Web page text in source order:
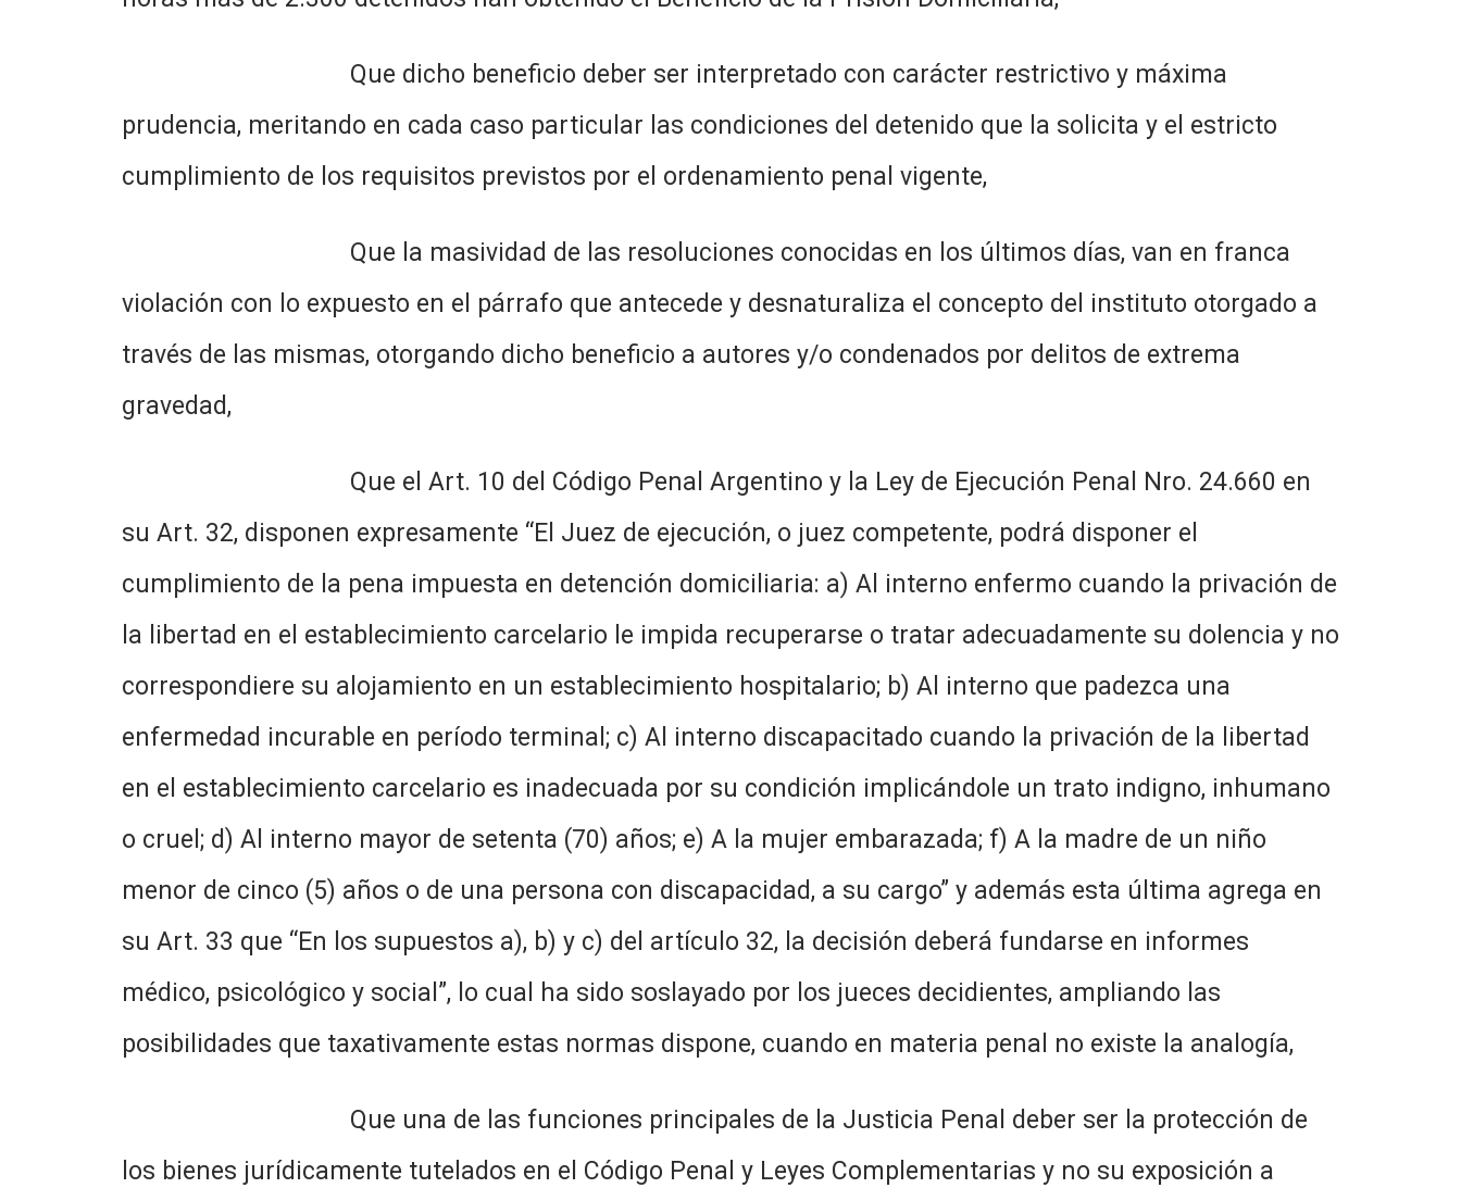
Que dicho beneficio deber ser interpretado con carácter restrictivo y máxima
prudencia, meritando en cada caso particular las condiciones del detenido que la solicita y el estricto
cumplimiento de los requisitos previstos por el ordenamiento penal vigente,
Que la masividad de las resoluciones conocidas en los últimos días, van en franca
violación con lo expuesto en el párrafo que antecede y desnaturaliza el concepto del instituto otorgado a
través de las mismas, otorgando dicho beneficio a autores y/o condenados por delitos de extrema
gravedad,
Que el Art. 10 del Código Penal Argentino y la Ley de Ejecución Penal Nro. 24.660 en
su Art. 32, disponen expresamente “El Juez de ejecución, o juez competente, podrá disponer el
cumplimiento de la pena impuesta en detención domiciliaria: a) Al interno enfermo cuando la privación de
la libertad en el establecimiento carcelario le impida recuperarse o tratar adecuadamente su dolencia y no
correspondiere su alojamiento en un establecimiento hospitalario; b) Al interno que padezca una
enfermedad incurable en período terminal; c) Al interno discapacitado cuando la privación de la libertad
en el establecimiento carcelario es inadecuada por su condición implicándole un trato indigno, inhumano
o cruel; d) Al interno mayor de setenta (70) años; e) A la mujer embarazada; f) A la madre de un niño
menor de cinco (5) años o de una persona con discapacidad, a su cargo” y además esta última agrega en
su Art. 33 que “En los supuestos a), b) y c) del artículo 32, la decisión deberá fundarse en informes
médico, psicológico y social”, lo cual ha sido soslayado por los jueces decidientes, ampliando las
posibilidades que taxativamente estas normas dispone, cuando en materia penal no existe la analogía,
Que una de las funciones principales de la Justicia Penal deber ser la protección de
los bienes jurídicamente tutelados en el Código Penal y Leyes Complementarias y no su exposición a